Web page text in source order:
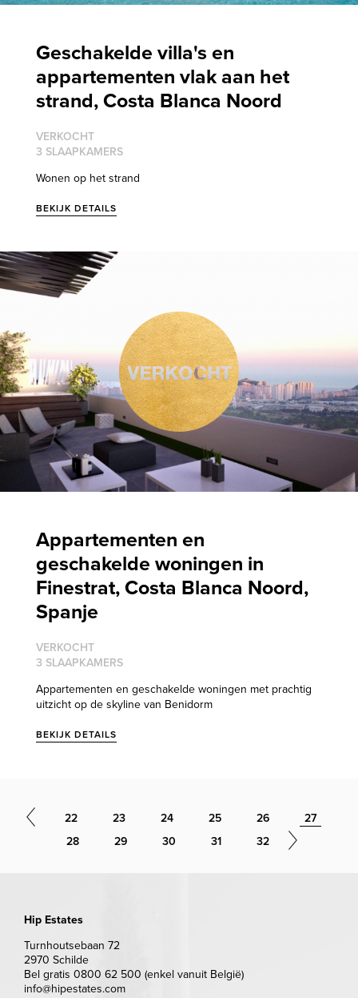
Geschakelde villa's en
appartementen vlak aan het
strand, Costa Blanca Noord
VERKOCHT
3 SLAAPKAMERS
Wonen op het strand
BEKIJK DETAILS
Appartementen en
geschakelde woningen in
Finestrat, Costa Blanca Noord,
Spanje
VERKOCHT
3 SLAAPKAMERS
Appartementen en geschakelde woningen met prachtig
uitzicht op de skyline van Benidorm
BEKIJK DETAILS
22 23 24 25 26
27
28
29 30 31 32
Hip Estates
Turnhoutsebaan 72
2970 Schilde
Bel gratis 0800 62 500 (enkel vanuit België)
info@hipestates.com